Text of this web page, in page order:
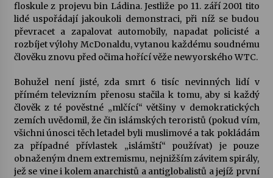
Letní koncerty ve Stromovce: Kolchoz a
Jenakaši
28. 7. 2026
Votavžatský ploty
23. 7. 2026
Letní koncerty ve Stromovce: Rufus Miller
22. 7. 2026
floskule z projevu bin Ládina. Jestliže po 11. září 2001 tito
lidé uspořádají jakoukoli demonstraci, při níž se budou
převracet a zapalovat automobily, napadat policisté a
rozbíjet výlohy McDonaldu, vytanou každému soudnému
člověku znovu před očima hořící věže newyorského WTC.
Bohužel není jisté, zda smrt 6 tisíc nevinných lidí v
přímém televizním přenosu stačila k tomu, aby si každý
člověk z té pověstné „mlčící“ většiny v demokratických
zemích uvědomil, že čin islámských teroristů (pokud vím,
všichni únosci těch letadel byli muslimové a tak pokládám
za případné přívlastek „islámští“ používat) je pouze
obnaženým dnem extremismu, nejnižším závitem spirály,
jež se vine i kolem anarchistů a antiglobalistů a jejíž první